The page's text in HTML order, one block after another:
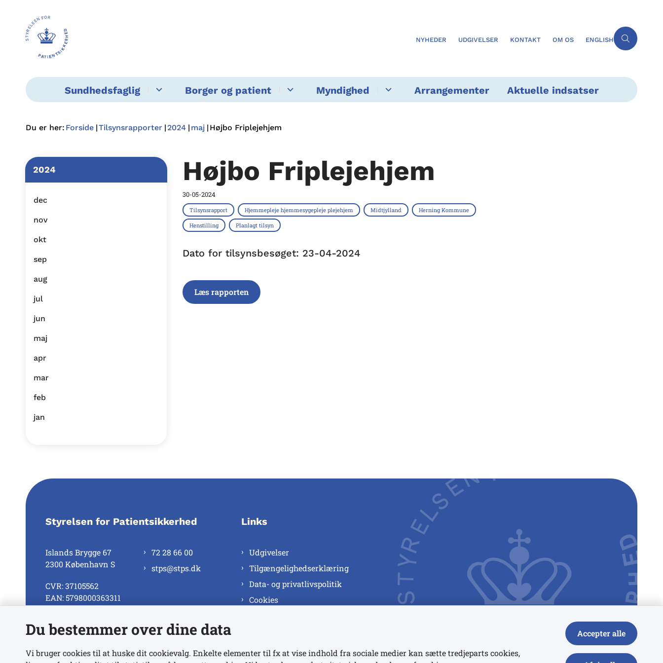
NYHEDER UDGIVELSER KONTAKT OM OS ENGLISH
Sundhedsfaglig Borger og patient Myndighed Arrangementer Aktuelle indsatser
Du er her: Forside Tilsynsrapporter 2024 maj Højbo Friplejehjem
2024
dec
nov
okt
sep
aug
jul
jun
maj
apr
mar
feb
jan
Højbo Friplejehjem
30-05-2024
Tilsynsrapport Hjemmepleje hjemmesygepleje plejehjem Midtjylland Herning Kommune
Henstilling Planlagt tilsyn
Dato for tilsynsbesøget: 23-04-2024
Læs rapporten
Styrelsen for Patientsikkerhed
Islands Brygge 67
2300 København S
CVR: 37105562
EAN: 5798000363311
72 28 66 00
stps@stps.dk
Se alle kontaktnumre
Links
Udgivelser
Tilgængelighedserklæring
Data- og privatlivspolitik
Cookies
Du bestemmer over dine data
Vi bruger cookies til at huske dit cookievalg. Enkelte elementer til fx at vise indhold fra sociale medier kan sætte tredjeparts cookies,
Accepter alle